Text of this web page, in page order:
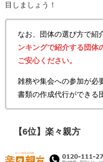
目しましょう！
なお、団体の選び方で紹
ンキングで紹介する団体
ご安心ください。
雑務や集会への参加が必
書類の作成代行ができる
【6位】楽々親方